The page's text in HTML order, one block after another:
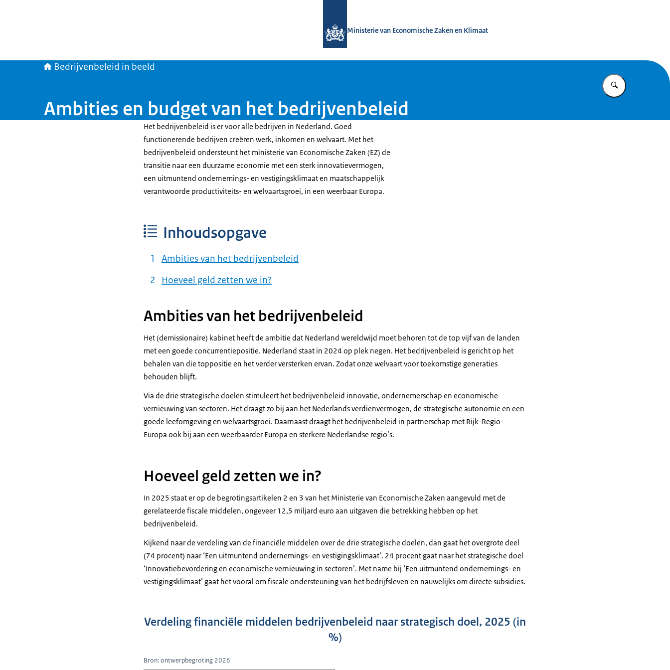
Ministerie van Economische Zaken en Klimaat
Bedrijvenbeleid in beeld
Vul in wat u
Ambities en budget van het bedrijvenbeleid
Het bedrijvenbeleid is er voor alle bedrijven in Nederland. Goed
functionerende bedrijven creëren werk, inkomen en welvaart. Met het
bedrijvenbeleid ondersteunt het ministerie van Economische Zaken (EZ) de
transitie naar een duurzame economie met een sterk innovatievermogen,
een uitmuntend ondernemings- en vestigingsklimaat en maatschappelijk
verantwoorde productiviteits- en welvaartsgroei, in een weerbaar Europa.
Inhoudsopgave
Ambities van het bedrijvenbeleid
Hoeveel geld zetten we in?
Ambities van het bedrijvenbeleid
Het (demissionaire) kabinet heeft de ambitie dat Nederland wereldwijd moet behoren tot de top vijf van de landen
met een goede concurrentiepositie. Nederland staat in 2024 op plek negen. Het bedrijvenbeleid is gericht op het
behalen van die toppositie en het verder versterken ervan. Zodat onze welvaart voor toekomstige generaties
behouden blijft.
Via de drie strategische doelen stimuleert het bedrijvenbeleid innovatie, ondernemerschap en economische
vernieuwing van sectoren. Het draagt zo bij aan het Nederlands verdienvermogen, de strategische autonomie en een
goede leefomgeving en welvaartsgroei. Daarnaast draagt het bedrijvenbeleid in partnerschap met Rijk-Regio-
Europa ook bij aan een weerbaarder Europa en sterkere Nederlandse regio’s.
Hoeveel geld zetten we in?
In 2025 staat er op de begrotingsartikelen 2 en 3 van het Ministerie van Economische Zaken aangevuld met de
gerelateerde fiscale middelen, ongeveer 12,5 miljard euro aan uitgaven die betrekking hebben op het
bedrijvenbeleid.
Kijkend naar de verdeling van de financiële middelen over de drie strategische doelen, dan gaat het overgrote deel
(74 procent) naar ‘Een uitmuntend ondernemings- en vestigingsklimaat’. 24 procent gaat naar het strategische doel
‘Innovatiebevordering en economische vernieuwing in sectoren’. Met name bij ‘Een uitmuntend ondernemings- en
vestigingsklimaat’ gaat het vooral om fiscale ondersteuning van het bedrijfsleven en nauwelijks om directe subsidies.
Verdeling financiële middelen bedrijvenbeleid naar strategisch doel, 2025 (in
%)
Bron: ontwerpbegroting 2026